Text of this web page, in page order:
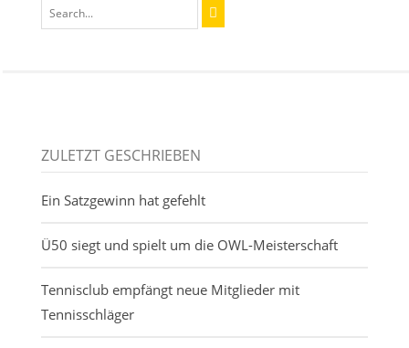
ZULETZT GESCHRIEBEN
Ein Satzgewinn hat gefehlt
Ü50 siegt und spielt um die OWL-Meisterschaft
Tennisclub empfängt neue Mitglieder mit
Tennisschläger